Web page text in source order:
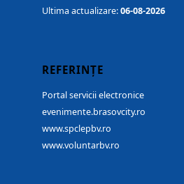
Ultima actualizare:06-08-2026
REFERINȚE
Portal servicii electronice
evenimente.brasovcity.ro
www.spclepbv.ro
www.voluntarbv.ro